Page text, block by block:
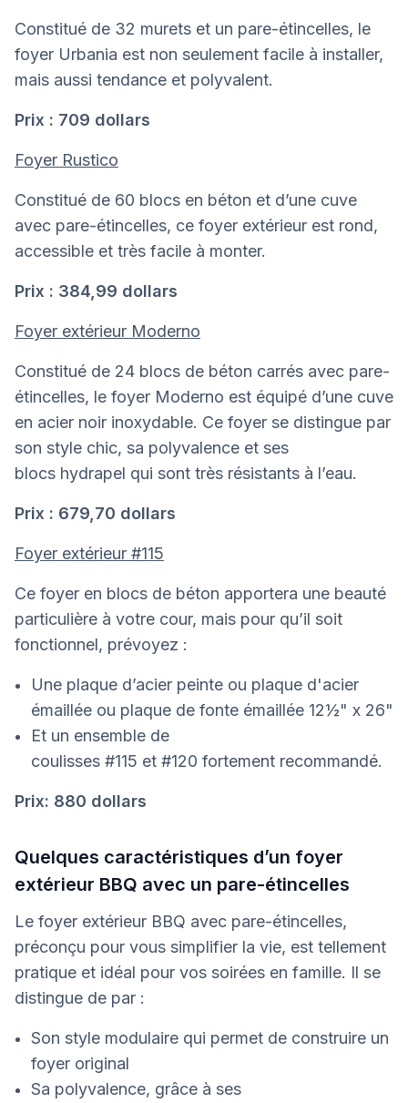
Constitué de 32 murets et un pare-étincelles, le
foyer Urbania est non seulement facile à installer,
mais aussi tendance et polyvalent.
Prix : 709 dollars
Foyer Rustico
Constitué de 60 blocs en béton et d’une cuve
avec pare-étincelles, ce foyer extérieur est rond,
accessible et très facile à monter.
Prix : 384,99 dollars
Foyer extérieur Moderno
Constitué de 24 blocs de béton carrés avec pare-
étincelles, le foyer Moderno est équipé d’une cuve
en acier noir inoxydable. Ce foyer se distingue par
son style chic, sa polyvalence et ses
blocs hydrapel qui sont très résistants à l’eau.
Prix : 679,70 dollars
Foyer extérieur #115
Ce foyer en blocs de béton apportera une beauté
particulière à votre cour, mais pour qu’il soit
fonctionnel, prévoyez :
Une plaque d’acier peinte ou plaque d'acier
émaillée ou plaque de fonte émaillée 12½" x 26"
Et un ensemble de
coulisses #115 et #120 fortement recommandé.
Prix: 880 dollars
Quelques caractéristiques d’un foyer
extérieur BBQ avec un pare-étincelles
Le foyer extérieur BBQ avec pare-étincelles,
préconçu pour vous simplifier la vie, est tellement
pratique et idéal pour vos soirées en famille. Il se
distingue de par :
Son style modulaire qui permet de construire un
foyer original
Sa polyvalence, grâce à ses